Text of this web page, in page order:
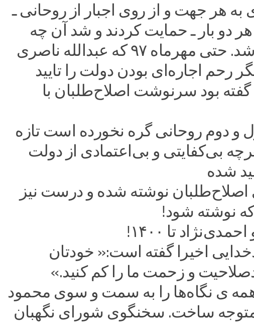
به هر جهت و از روی اجبار از روحانی ـ
هر دو بار ـ حمایت کردند و شد آن چه
نمی‌باید می‌شد. حتی مهرماه ۹۷ که عبدالله ناصری
رحم اجاره‌ای بودن دولت را تایید
گفته بود سرنوشت اصلاح‌طلبان با
و دوم روحانی گره نخورده است تازه
بی‌کفایتی و بی‌اعتمادی از دولت
شده
اصلاح‌طلبان نوشته شده و درست نیز
نوشته شود!
تا ۱۴۰۰!
اخیرا گفته است:« خودتان
و زحمت ما را کم کنید.»
ی نگاه‌ها را به سمت و سوی محمود
متوجه ساخت. سخنگوی شورای نگهبان